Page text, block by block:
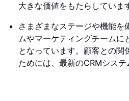
大きな価値をもたらしていま
さまざまなステージや機能を
ムやマーケティングチームに
となっています。顧客との関
ためには、最新のCRMシステ